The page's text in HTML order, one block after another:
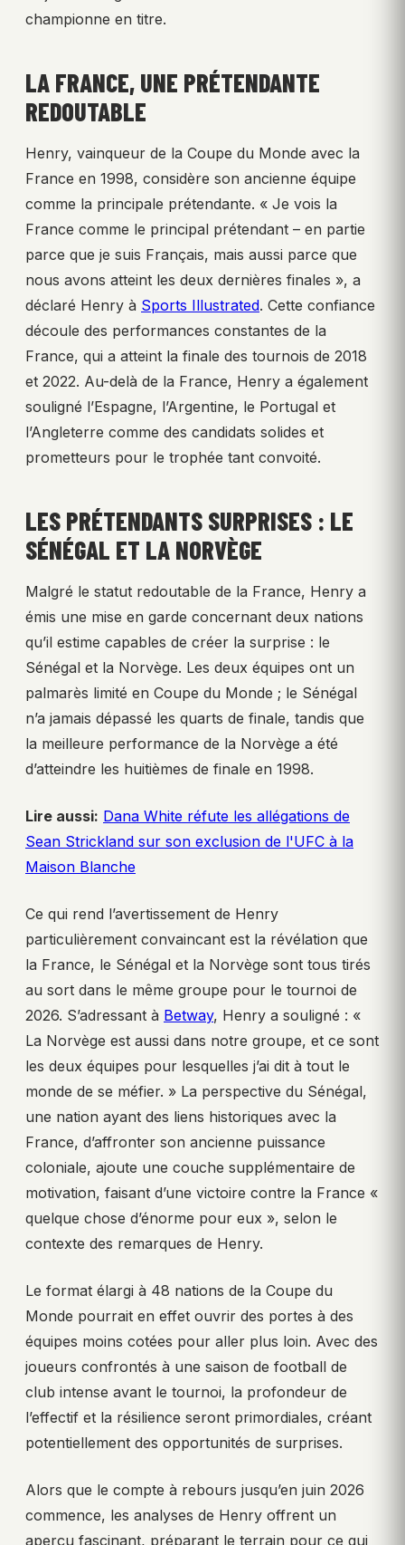
championne en titre.
LA FRANCE, UNE PRÉTENDANTE
REDOUTABLE
Henry, vainqueur de la Coupe du Monde avec la
France en 1998, considère son ancienne équipe
comme la principale prétendante. « Je vois la
France comme le principal prétendant – en partie
parce que je suis Français, mais aussi parce que
nous avons atteint les deux dernières finales », a
déclaré Henry à Sports Illustrated. Cette confiance
découle des performances constantes de la
France, qui a atteint la finale des tournois de 2018
et 2022. Au-delà de la France, Henry a également
souligné l’Espagne, l’Argentine, le Portugal et
l’Angleterre comme des candidats solides et
prometteurs pour le trophée tant convoité.
LES PRÉTENDANTS SURPRISES : LE
SÉNÉGAL ET LA NORVÈGE
Malgré le statut redoutable de la France, Henry a
émis une mise en garde concernant deux nations
qu’il estime capables de créer la surprise : le
Sénégal et la Norvège. Les deux équipes ont un
palmarès limité en Coupe du Monde ; le Sénégal
n’a jamais dépassé les quarts de finale, tandis que
la meilleure performance de la Norvège a été
d’atteindre les huitièmes de finale en 1998.
Lire aussi: Dana White réfute les allégations de
Sean Strickland sur son exclusion de l'UFC à la
Maison Blanche
Ce qui rend l’avertissement de Henry
particulièrement convaincant est la révélation que
la France, le Sénégal et la Norvège sont tous tirés
au sort dans le même groupe pour le tournoi de
2026. S’adressant à Betway, Henry a souligné : «
La Norvège est aussi dans notre groupe, et ce sont
les deux équipes pour lesquelles j’ai dit à tout le
monde de se méfier. » La perspective du Sénégal,
une nation ayant des liens historiques avec la
France, d’affronter son ancienne puissance
coloniale, ajoute une couche supplémentaire de
motivation, faisant d’une victoire contre la France «
quelque chose d’énorme pour eux », selon le
contexte des remarques de Henry.
Le format élargi à 48 nations de la Coupe du
Monde pourrait en effet ouvrir des portes à des
équipes moins cotées pour aller plus loin. Avec des
joueurs confrontés à une saison de football de
club intense avant le tournoi, la profondeur de
l’effectif et la résilience seront primordiales, créant
potentiellement des opportunités de surprises.
Alors que le compte à rebours jusqu’en juin 2026
commence, les analyses de Henry offrent un
aperçu fascinant, préparant le terrain pour ce qui